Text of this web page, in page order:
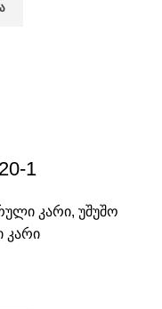
1
კარი,უშუშო
კარი